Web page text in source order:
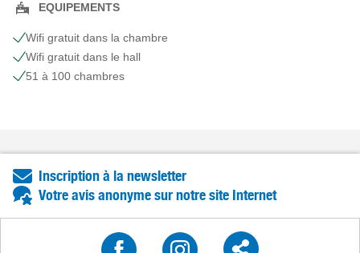
EQUIPEMENTS
Wifi gratuit dans la chambre
Wifi gratuit dans le hall
51 à 100 chambres
Inscription à la newsletter
Votre avis anonyme sur notre site Internet